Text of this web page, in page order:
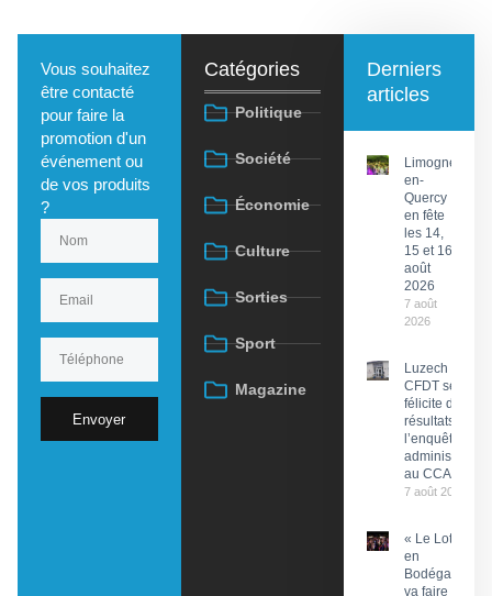
Vous souhaitez
être contacté
pour faire la
promotion d'un
événement ou
de vos produits
?
Envoyer
Catégories
Politique
Société
Économie
Culture
Sorties
Sport
Magazine
Derniers
articles
Limogne-
en-
Quercy
en fête
les 14,
15 et 16
août
2026
7 août
2026
Luzech : La
CFDT se
félicite des
résultats de
l’enquête
administrative
au CCAS
7 août 2026
« Le Lot
en
Bodéga »
va faire